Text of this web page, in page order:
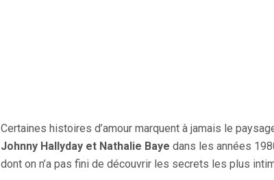
Certaines histoires d’amour marquent à jamais le
Johnny Hallyday et Nathalie Baye dans les années
dont on n’a pas fini de découvrir les secrets les plus